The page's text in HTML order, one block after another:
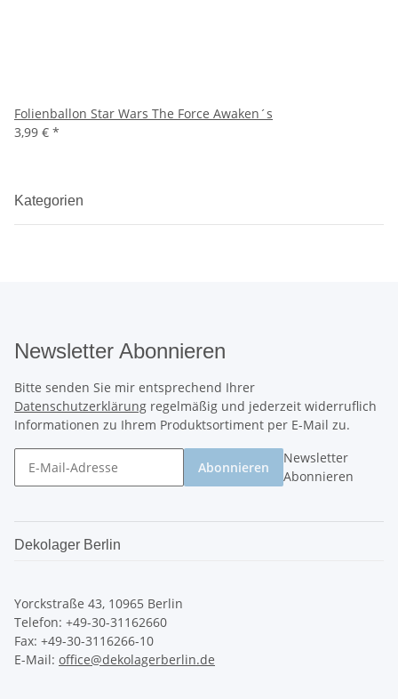
Folienballon Star Wars The Force Awaken´s
3,99 € *
Kategorien
Newsletter Abonnieren
Bitte senden Sie mir entsprechend Ihrer
Datenschutzerklärung regelmäßig und jederzeit widerruflich
Informationen zu Ihrem Produktsortiment per E-Mail zu.
Abonnieren
Newsletter
Abonnieren
Dekolager Berlin
Yorckstraße 43, 10965 Berlin
Telefon: +49-30-31162660
Fax: +49-30-3116266-10
E-Mail: office@dekolagerberlin.de